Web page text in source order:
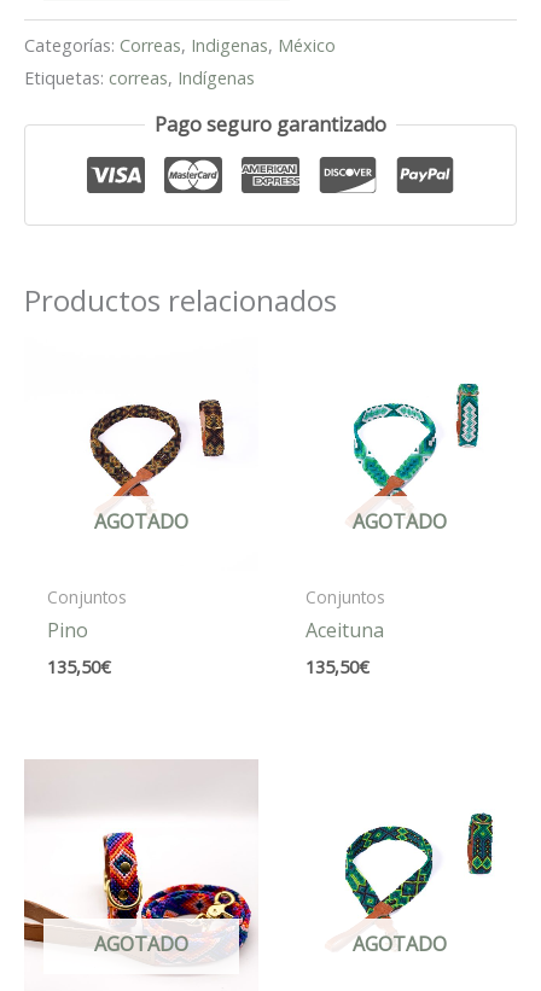
para
perro
Bermudas
Categorías: Correas, Indigenas, México
Etiquetas: correas, Indígenas
Pago seguro garantizado
Productos relacionados
AGOTADO
Conjuntos
Pino
135,50€
AGOTADO
Conjuntos
Aceituna
135,50€
AGOTADO AGOTADO